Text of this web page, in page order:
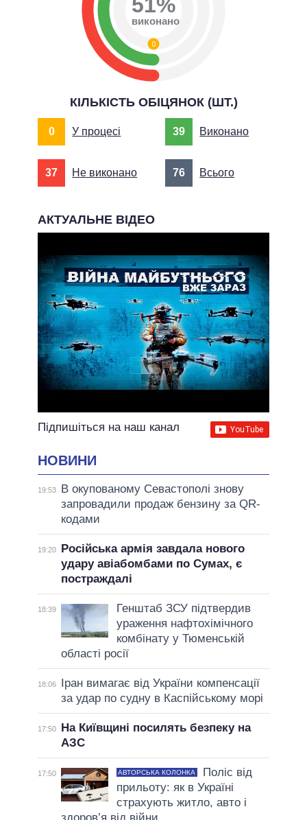
0
виконано
КІЛЬКІСТЬ ОБІЦЯНОК (ШТ.)
0 У процесі 39 Виконано
37 Не виконано 76 Всього
АКТУАЛЬНЕ ВІДЕО
Підпишіться на наш канал
НОВИНИ
19:53
В окупованому Севастополі знову
запровадили продаж бензину за QR-
кодами
19:20
Російська армія завдала нового
удару авіабомбами по Сумах, є
постраждалі
18:39
Генштаб ЗСУ підтвердив
ураження нафтохімічного
комбінату у Тюменській
області росії
18:06
Іран вимагає від України компенсації
за удар по судну в Каспійському морі
17:50
На Київщині посилять безпеку на
АЗС
17:50 АВТОРСЬКА КОЛОНКА
Поліс від
прильоту: як в Україні
страхують житло, авто і